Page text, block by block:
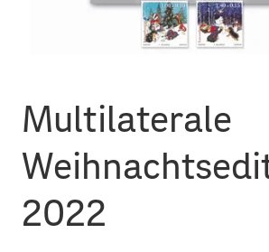
Multilaterale
2022